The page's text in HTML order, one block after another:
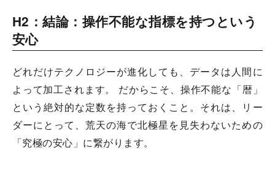
H2：結論：操作不能な指標を持つという
安心
どれだけテクノロジーが進化しても、データは人間に
よって加工されます。 だからこそ、操作不能な「暦」
という絶対的な定数を持っておくこと。それは、リー
ダーにとって、荒天の海で北極星を見失わないための
「究極の安心」に繋がります。